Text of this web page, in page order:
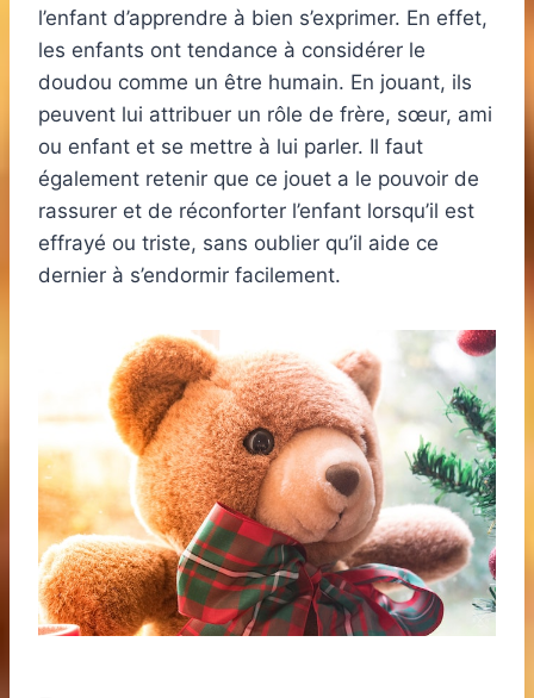
l’enfant d’apprendre à bien s’exprimer. En effet,
les enfants ont tendance à considérer le
doudou comme un être humain. En jouant, ils
peuvent lui attribuer un rôle de frère, sœur, ami
ou enfant et se mettre à lui parler. Il faut
également retenir que ce jouet a le pouvoir de
rassurer et de réconforter l’enfant lorsqu’il est
effrayé ou triste, sans oublier qu’il aide ce
dernier à s’endormir facilement.